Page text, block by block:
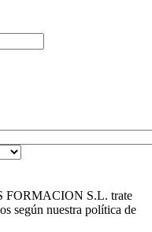
FORMACION S.L. trate
según nuestra política de